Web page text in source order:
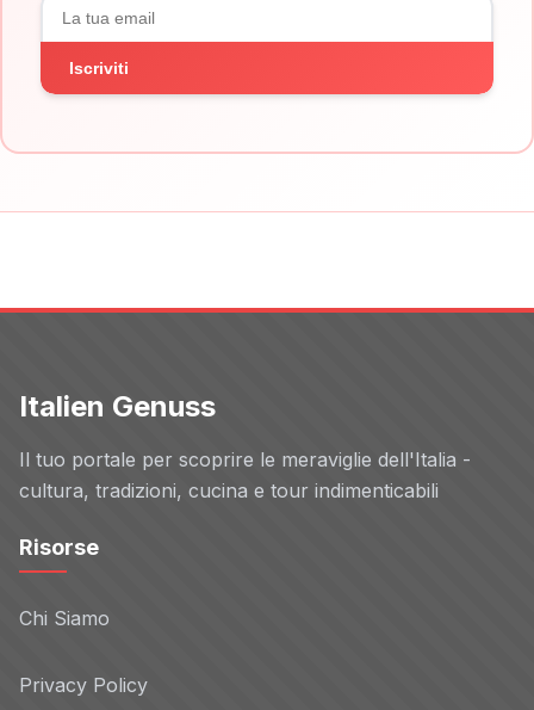
Iscriviti
Italien Genuss
Il tuo portale per scoprire le meraviglie dell'Italia -
cultura, tradizioni, cucina e tour indimenticabili
Risorse
Chi Siamo
Privacy Policy